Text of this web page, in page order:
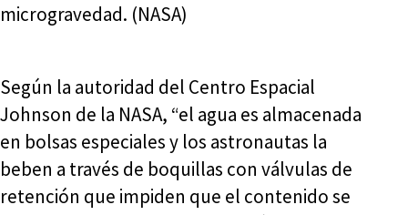
microgravedad. (NASA)
Según la autoridad del Centro Espacial
Johnson de la NASA, “el agua es almacenada
en bolsas especiales y los astronautas la
beben a través de boquillas con válvulas de
retención que impiden que el contenido se